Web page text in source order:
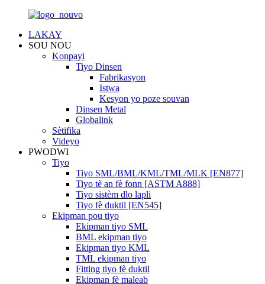
LAKAY
SOU NOU
Konpayi
Tiyo Dinsen
Fabrikasyon
Istwa
Kesyon yo poze souvan
Dinsen Metal
Globalink
Sètifika
Videyo
PWODWI
Tiyo
Tiyo SML/BML/KML/TML/MLK [EN877]
Tiyo tè an fè fonn [ASTM A888]
Tiyo sistèm dlo lapli
Tiyo fè duktil [EN545]
Ekipman pou tiyo
Ekipman tiyo SML
BML ekipman tiyo
Ekipman tiyo KML
TML ekipman tiyo
Fitting tiyo fè duktil
Ekipman fè maleab